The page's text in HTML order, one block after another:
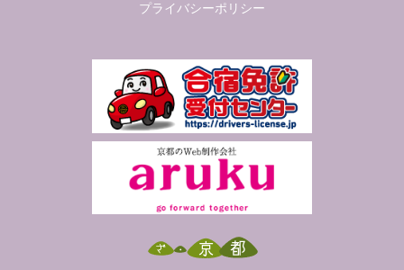
プライバシーポリシー